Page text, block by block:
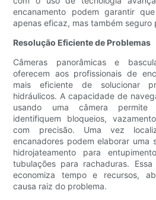
encanamento podem garantir
apenas eficaz, mas também seguro
Resolução Eficiente de Problemas
Câmeras panorâmicas e
oferecem aos profissionais de
mais eficiente de solucionar
hidráulicos. A capacidade de
usando uma câmera permite
identifiquem bloqueios,
com precisão. Uma vez
encanadores podem elaborar uma
hidrojateamento para
tubulações para rachaduras.
economiza tempo e recursos,
causa raiz do problema.